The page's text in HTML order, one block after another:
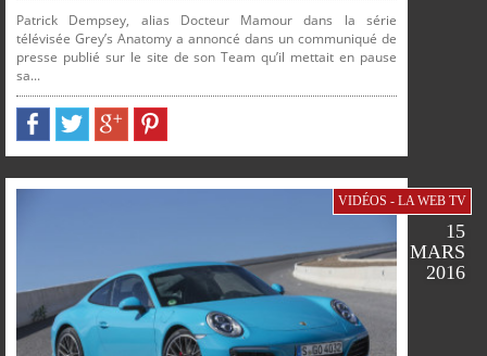
PARTAGERPARTAGERPARTAGERPARTAGER
Patrick Dempsey, alias Docteur Mamour dans la série
télévisée Grey’s Anatomy a annoncé dans un communiqué de
presse publié sur le site de son Team qu’il mettait en pause
sa...
VIDÉOS - LA WEB TV
15
MARS
2016